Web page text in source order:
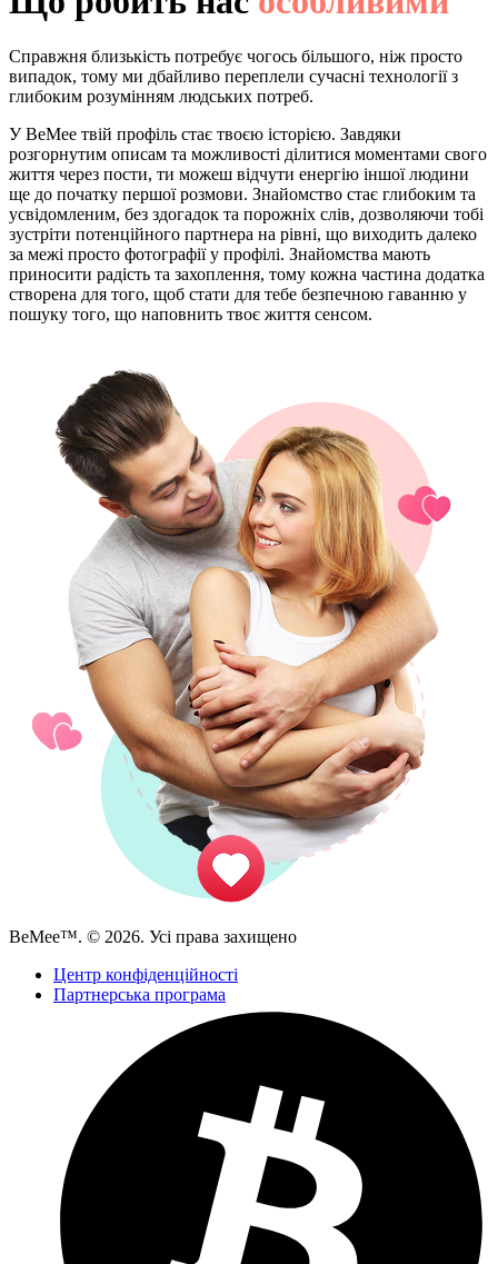
Справжня близькість потребує чогось більшого, ніж просто
випадок, тому ми дбайливо переплели сучасні технології з
глибоким розумінням людських потреб.
У BeMee твій профіль стає твоєю історією. Завдяки
розгорнутим описам та можливості ділитися моментами свого
життя через пости, ти можеш відчути енергію іншої людини
ще до початку першої розмови. Знайомство стає глибоким та
усвідомленим, без здогадок та порожніх слів, дозволяючи тобі
зустріти потенційного партнера на рівні, що виходить далеко
за межі просто фотографії у профілі. Знайомства мають
приносити радість та захоплення, тому кожна частина додатка
створена для того, щоб стати для тебе безпечною гаванню у
пошуку того, що наповнить твоє життя сенсом.
BeMee™. © 2026. Усі права захищено
Центр конфіденційності
Партнерська програма